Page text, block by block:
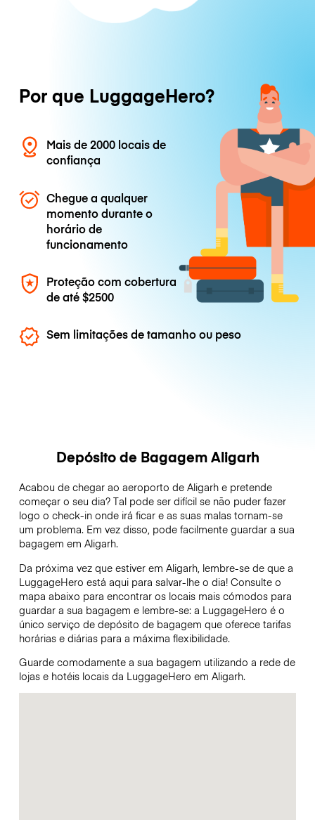
Por que LuggageHero?
Mais de 2000 locais de
confiança
Chegue a qualquer
momento durante o
horário de
funcionamento
Proteção com cobertura
de até$2500
Sem limitações de tamanho ou peso
Depósito de Bagagem Aligarh
Acabou de chegar ao aeroporto de Aligarh e pretende
começar o seu dia? Tal pode ser difícil se não puder fazer
logo o check-in onde irá ficar e as suas malas tornam-se
um problema. Em vez disso, pode facilmente guardar a sua
bagagem em Aligarh.
Da próxima vez que estiver em Aligarh, lembre-se de que a
LuggageHero está aqui para salvar-lhe o dia! Consulte o
mapa abaixo para encontrar os locais mais cómodos para
guardar a sua bagagem e lembre-se: a LuggageHero é o
único serviço de depósito de bagagem que oferece tarifas
horárias e diárias para a máxima flexibilidade.
Guarde comodamente a sua bagagem utilizando a rede de
lojas e hotéis locais da LuggageHero em Aligarh.